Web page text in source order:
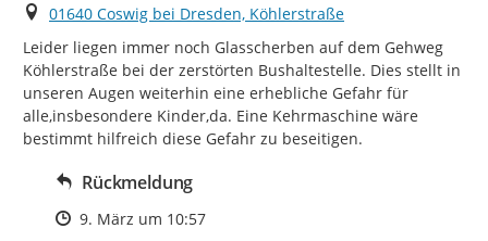
Ort
01640 Coswig bei Dresden, Köhlerstraße
Leider liegen immer noch Glasscherben auf dem Gehweg
Köhlerstraße bei der zerstörten Bushaltestelle. Dies stellt in
unseren Augen weiterhin eine erhebliche Gefahr für
alle,insbesondere Kinder,da. Eine Kehrmaschine wäre
bestimmt hilfreich diese Gefahr zu beseitigen.
Rückmeldung
Zeitpunkt des Erstellens
9. März um 10:57